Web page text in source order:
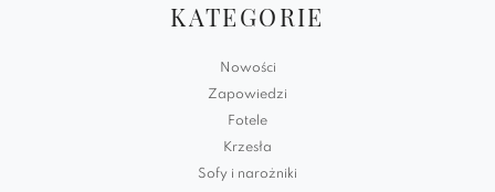
KATEGORIE
Nowości
Zapowiedzi
Fotele
Krzesła
Sofy i narożniki